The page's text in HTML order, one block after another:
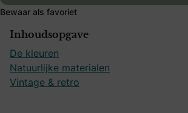
Bewaar als favoriet
Inhoudsopgave
De kleuren
Natuurlijke materialen
Vintage & retro